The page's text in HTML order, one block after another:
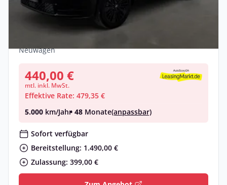
Hyundai SANTA FE
Neuwagen
440,00 €
mtl. inkl. MwSt.
Effektive Rate: 479,35 €
5.000 km/Jahr• 48 Monate(anpassbar)
Sofort verfügbar
Bereitstellung: 1.490,00 €
Zulassung: 399,00 €